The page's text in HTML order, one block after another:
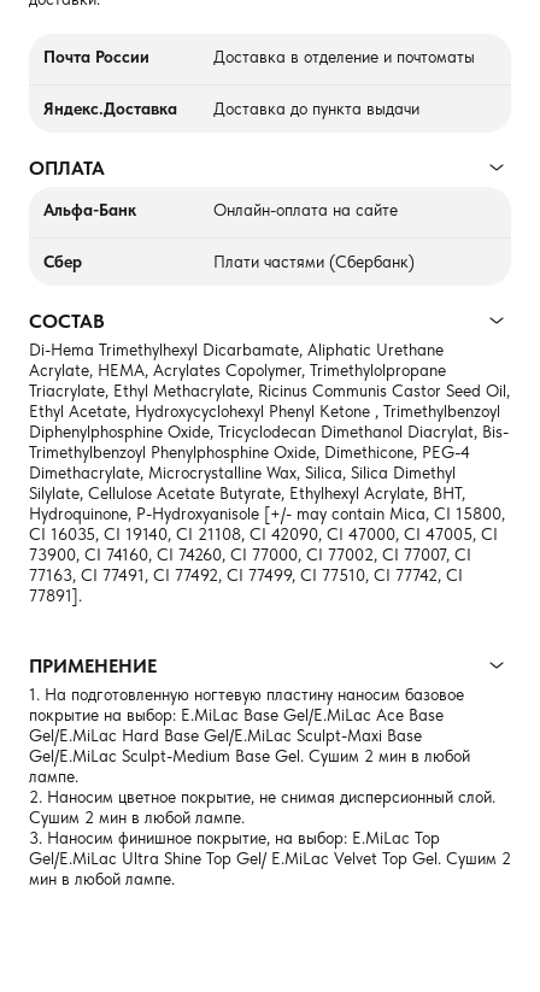
Почта России Доставка в отделение и почтоматы
Яндекс.Доставка Доставка до пункта выдачи
ОПЛАТА
Альфа-Банк Онлайн-оплата на сайте
Сбер Плати частями (Сбербанк)
СОСТАВ
Di-Hema Trimethylhexyl Dicarbamate, Aliphatic Urethane
Acrylate, HEMA, Acrylates Copolymer, Trimethylolpropane
Triacrylate, Ethyl Methacrylate, Ricinus Communis Castor Seed Oil,
Ethyl Acetate, Hydroxycyclohexyl Phenyl Ketone , Trimethylbenzoyl
Diphenylphosphine Oxide, Tricyclodecan Dimethanol Diacrylat, Bis-
Trimethylbenzoyl Phenylphosphine Oxide, Dimethicone, PEG-4
Dimethacrylate, Microcrystalline Wax, Silica, Silica Dimethyl
Silylate, Cellulose Acetate Butyrate, Ethylhexyl Acrylate, BHT,
Hydroquinone, P-Hydroxyanisole [+/- may contain Mica, CI 15800,
CI 16035, CI 19140, CI 21108, CI 42090, CI 47000, CI 47005, CI
73900, CI 74160, CI 74260, CI 77000, CI 77002, CI 77007, CI
77163, CI 77491, CI 77492, CI 77499, CI 77510, CI 77742, CI
77891].
ПРИМЕНЕНИЕ
1. На подготовленную ногтевую пластину наносим базовое
покрытие на выбор: E.MiLac Base Gel/E.MiLac Ace Base
Gel/E.MiLac Hard Base Gel/E.MiLac Sculpt-Maxi Base
Gel/E.MiLac Sculpt-Medium Base Gel. Сушим 2 мин в любой
лампе.
2. Наносим цветное покрытие, не снимая дисперсионный слой.
Сушим 2 мин в любой лампе.
3. Наносим финишное покрытие, на выбор: E.MiLac Top
Gel/E.MiLac Ultra Shine Top Gel/ E.MiLac Velvet Top Gel. Сушим 2
мин в любой лампе.